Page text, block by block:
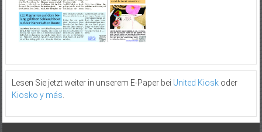
Lesen Sie jetzt weiter in unserem E-Paper bei United Kioskoder
Kiosko y más.